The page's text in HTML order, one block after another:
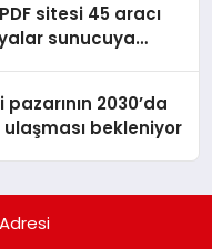
sitesi 45 aracı
sunucuya
2030’da
bekleniyor